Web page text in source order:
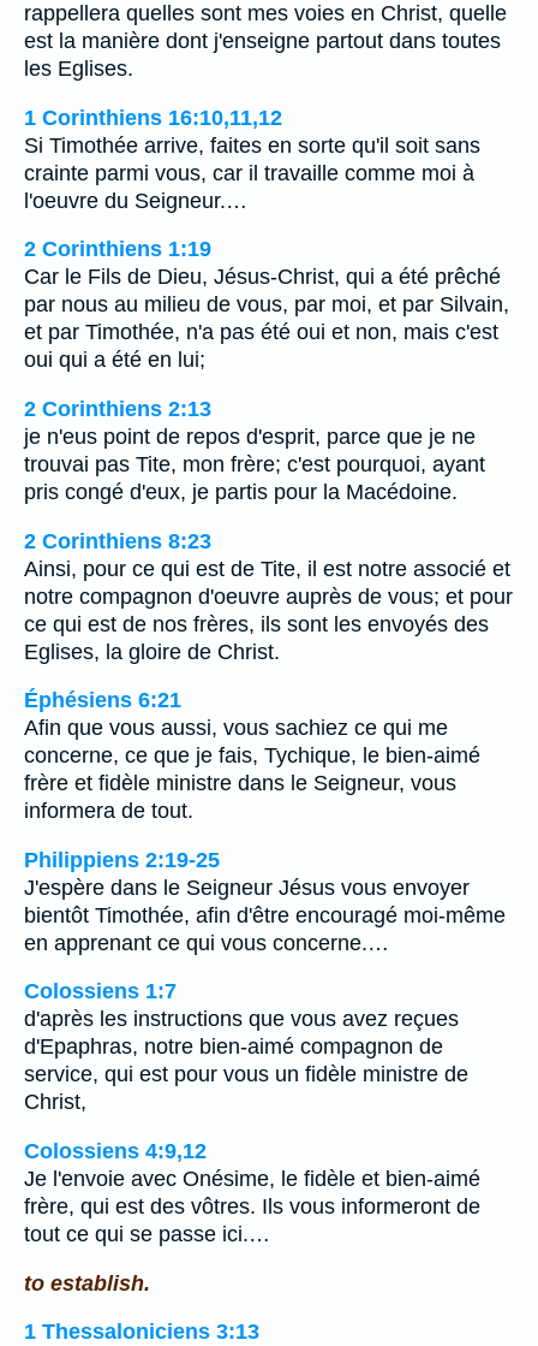
rappellera quelles sont mes voies en Christ, quelle
est la manière dont j'enseigne partout dans toutes
les Eglises.
1 Corinthiens 16:10,11,12
Si Timothée arrive, faites en sorte qu'il soit sans
crainte parmi vous, car il travaille comme moi à
l'oeuvre du Seigneur.…
2 Corinthiens 1:19
Car le Fils de Dieu, Jésus-Christ, qui a été prêché
par nous au milieu de vous, par moi, et par Silvain,
et par Timothée, n'a pas été oui et non, mais c'est
oui qui a été en lui;
2 Corinthiens 2:13
je n'eus point de repos d'esprit, parce que je ne
trouvai pas Tite, mon frère; c'est pourquoi, ayant
pris congé d'eux, je partis pour la Macédoine.
2 Corinthiens 8:23
Ainsi, pour ce qui est de Tite, il est notre associé et
notre compagnon d'oeuvre auprès de vous; et pour
ce qui est de nos frères, ils sont les envoyés des
Eglises, la gloire de Christ.
Éphésiens 6:21
Afin que vous aussi, vous sachiez ce qui me
concerne, ce que je fais, Tychique, le bien-aimé
frère et fidèle ministre dans le Seigneur, vous
informera de tout.
Philippiens 2:19-25
J'espère dans le Seigneur Jésus vous envoyer
bientôt Timothée, afin d'être encouragé moi-même
en apprenant ce qui vous concerne.…
Colossiens 1:7
d'après les instructions que vous avez reçues
d'Epaphras, notre bien-aimé compagnon de
service, qui est pour vous un fidèle ministre de
Christ,
Colossiens 4:9,12
Je l'envoie avec Onésime, le fidèle et bien-aimé
frère, qui est des vôtres. Ils vous informeront de
tout ce qui se passe ici.…
to establish.
1 Thessaloniciens 3:13